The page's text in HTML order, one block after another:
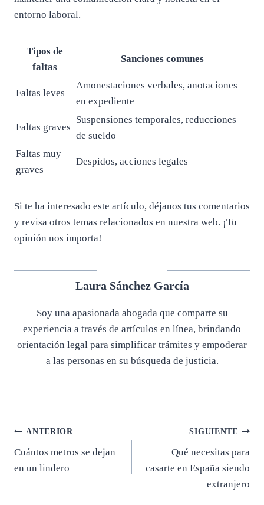
entorno laboral.
Tipos de
faltas
Sanciones comunes
Faltas leves
Amonestaciones verbales, anotaciones
en expediente
Faltas graves
Suspensiones temporales, reducciones
de sueldo
Faltas muy
graves
Despidos, acciones legales
Si te ha interesado este artículo, déjanos tus comentarios
y revisa otros temas relacionados en nuestra web. ¡Tu
opinión nos importa!
Laura Sánchez García
Soy una apasionada abogada que comparte su
experiencia a través de artículos en línea, brindando
orientación legal para simplificar trámites y empoderar
a las personas en su búsqueda de justicia.
Navegación
de
ANTERIOR
Cuántos metros se dejan
en un lindero
SIGUIENTE
Qué necesitas para
casarte en España siendo
extranjero